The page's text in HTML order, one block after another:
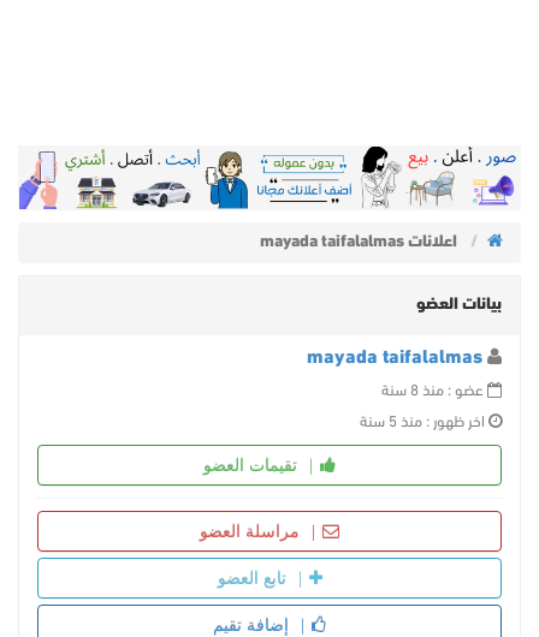
اعلانات mayada taifalalmas
بيانات العضو
mayada taifalalmas
عضو : منذ 8 سنة
اخر ظهور : منذ 5 سنة
تقيمات العضو
مراسلة العضو
تابع العضو
إضافة تقيم